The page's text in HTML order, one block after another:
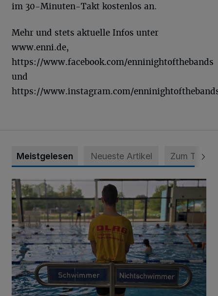
im 30-Minuten-Takt kostenlos an.
Mehr und stets aktuelle Infos unter
www.enni.de,
https://www.facebook.com/enninightofthebands
und
https://www.instagram.com/
Meistgelesen Neueste Artikel Zum Thema
Flotte Flosse sehr erfolgreich!